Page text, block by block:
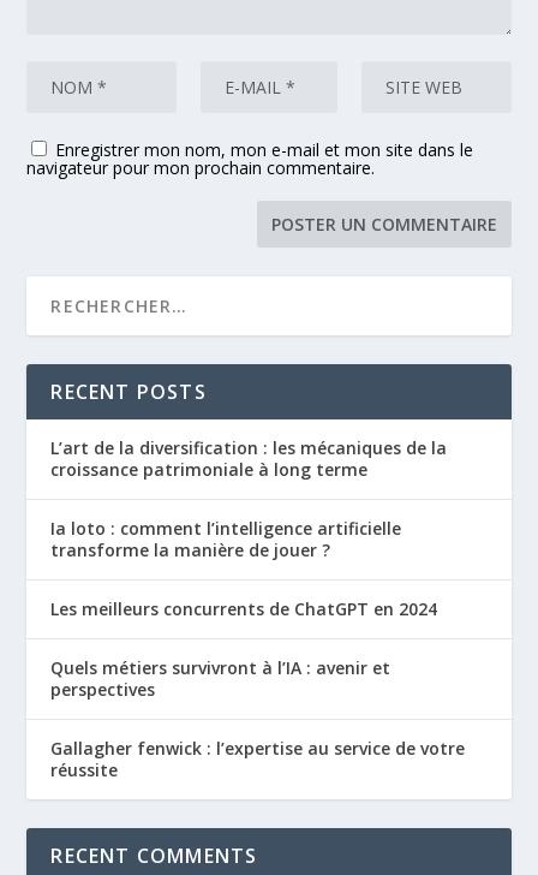
Enregistrer mon nom, mon e-mail et mon site dans le
navigateur pour mon prochain commentaire.
RECENT POSTS
L’art de la diversification : les mécaniques de la
croissance patrimoniale à long terme
Ia loto : comment l’intelligence artificielle
transforme la manière de jouer ?
Les meilleurs concurrents de ChatGPT en 2024
Quels métiers survivront à l’IA : avenir et
perspectives
Gallagher fenwick : l’expertise au service de votre
réussite
RECENT COMMENTS